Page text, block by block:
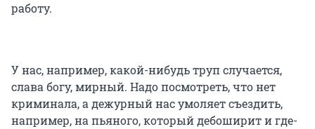
работу.
У нас, например, какой-нибудь труп случается,
слава богу, мирный. Надо посмотреть, что нет
криминала, а дежурный нас умоляет съездить,
например, на пьяного, который дебоширит и где-